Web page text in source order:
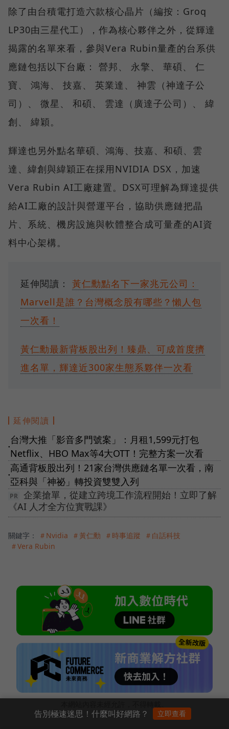
除了由台積電打造六款核心晶片（編按：Groq
LP30由三星代工），作為核心夥伴之外，從輝達
揭露的名單來看，參與Vera Rubin量產的台系供
應鏈包括以下台廠： 營邦、 永擎、 華碩、 仁
寶、 鴻海、 技嘉、 英業達、 神雲（神達子公
司）、 微星、 和碩、 雲達（廣達子公司）、 緯
創、 緯穎。
輝達也另外點名華碩、鴻海、技嘉、和碩、雲
達、緯創與緯穎正在採用NVIDIA DSX，加速
Vera Rubin AI工廠建置。DSX可理解為輝達提供
給AI工廠的設計與營運平台，協助供應鏈把晶
片、系統、機房設施與軟體整合成可量產的AI資
料中心架構。
延伸閱讀： 黃仁勳點名下一家兆元公司：
Marvell是誰？台灣概念股有哪些？懶人包
一次看！
黃仁勳最新背板股出列！臻鼎、可成首度擠
進名單，輝達近300家生態系夥伴一次看
延伸閱讀
●
台灣大推「影音多門號案」：月租1,599元打包
Netflix、HBO Max等4大OTT！完整方案一次看
●
高通背板股出列！21家台灣供應鏈名單一次看，南
亞科與「神祕」轉投資雙雙入列
企業搶單，從建立跨境工作流程開始！立即了解
《AI 人才全方位實戰課》
關鍵字： ＃Nvidia ＃黃仁勳 ＃時事追蹤
＃白話科技
＃Vera Rubin
告別極速迷思！什麼叫好網路？ 立即查看